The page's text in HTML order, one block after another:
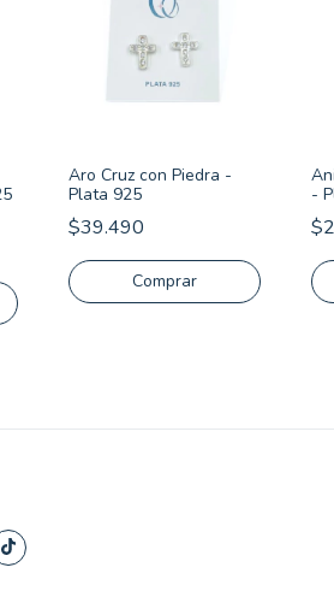
Aro Cruz con Piedra -
Plata 925
$39.490
-